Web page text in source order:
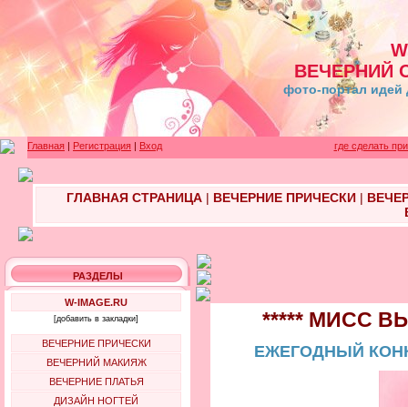
ВЕЧЕРНИЙ
фото-портал идей
Главная | Регистрация | Вход где сделать
ГЛАВНАЯ СТРАНИЦА| ВЕЧЕРНИЕ ПРИЧЕСКИ|
РАЗДЕЛЫ
W-IMAGE.RU
[добавить в закладки]
ВЕЧЕРНИЕ ПРИЧЕСКИ
ВЕЧЕРНИЙ МАКИЯЖ
ВЕЧЕРНИЕ ПЛАТЬЯ
ДИЗАЙН НОГТЕЙ
***** МИСС
ЕЖЕГОДНЫЙ